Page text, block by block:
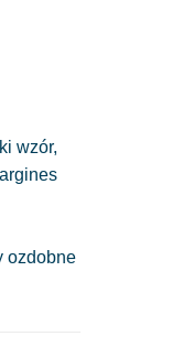
wzór,
ozdobne